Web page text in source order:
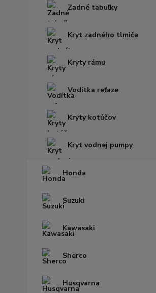
Zadné tabuľky
Kryt zadného tlmiča
Kryty rámu
Vodítka reťaze
Kryty kotúčov
Kryt vodnej pumpy
Honda
Suzuki
Kawasaki
Sherco
Husqvarna